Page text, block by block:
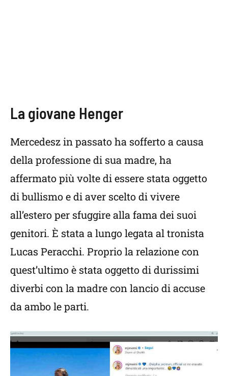
La giovane Henger
Mercedesz in passato ha sofferto a causa
della professione di sua madre, ha
affermato più volte di essere stata oggetto
di bullismo e di aver scelto di vivere
all’estero per sfuggire alla fama dei suoi
genitori. È stata a lungo legata al tronista
Lucas Peracchi. Proprio la relazione con
quest’ultimo è stata oggetto di durissimi
diverbi con la madre con lancio di accuse
da ambo le parti.